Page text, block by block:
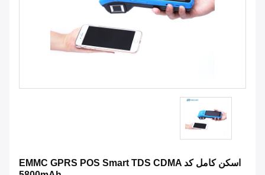
اسکن کامل کد EMMC GPRS POS Smart TDS CDMA